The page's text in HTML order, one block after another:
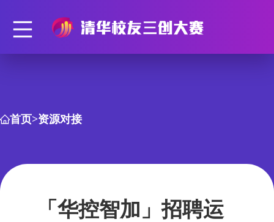
首页>资源对接
「华控智加」招聘运